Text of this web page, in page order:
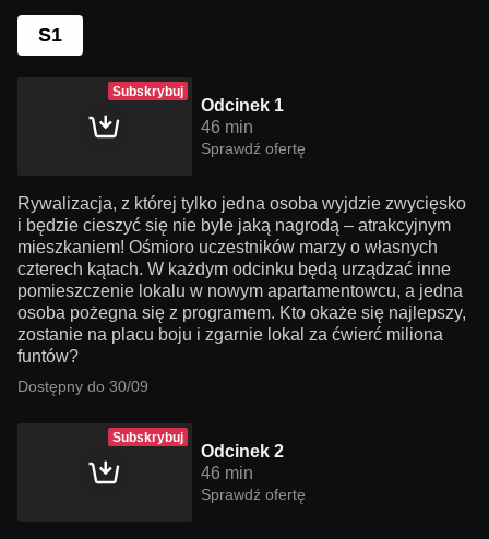
S1
Subskrybuj
Odcinek 1
46 min
Sprawdź ofertę
Rywalizacja, z której tylko jedna osoba wyjdzie zwycięsko
i będzie cieszyć się nie byle jaką nagrodą – atrakcyjnym
mieszkaniem! Ośmioro uczestników marzy o własnych
czterech kątach. W każdym odcinku będą urządzać inne
pomieszczenie lokalu w nowym apartamentowcu, a jedna
osoba pożegna się z programem. Kto okaże się najlepszy,
zostanie na placu boju i zgarnie lokal za ćwierć miliona
funtów?
Dostępny do 30/09
Subskrybuj
Odcinek 2
46 min
Sprawdź ofertę